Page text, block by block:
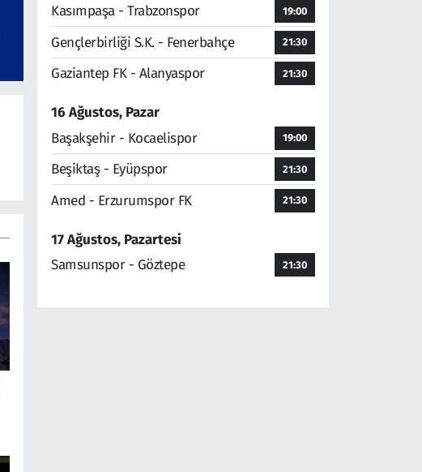
Kasımpaşa - Trabzonspor 19:00
Gençlerbirliği S.K. - Fenerbahçe 21:30
Gaziantep FK - Alanyaspor 21:30
16 Ağustos, Pazar
Başakşehir - Kocaelispor
19:00
Beşiktaş - Eyüpspor 21:30
Amed - Erzurumspor FK 21:30
17 Ağustos, Pazartesi
Samsunspor - Göztepe
21:30